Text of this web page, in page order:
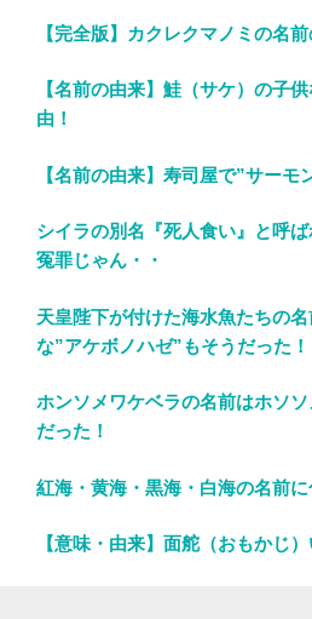
【完全版】カクレクマノミの名前
【名前の由来】鮭（サケ）の子
由！
【名前の由来】寿司屋で”サーモ
シイラの別名『死人食い』と呼
冤罪じゃん・・
天皇陛下が付けた海水魚たちの
な”アケボノハゼ”もそうだった！
ホンソメワケベラの名前はホソ
だった！
紅海・黄海・黒海・白海の名前
【意味・由来】面舵（おもかじ